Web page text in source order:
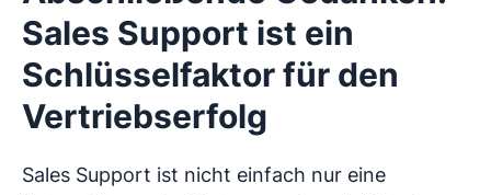
Sales Support ist ein
Schlüsselfaktor für den
Vertriebserfolg
Sales Support ist nicht einfach nur eine